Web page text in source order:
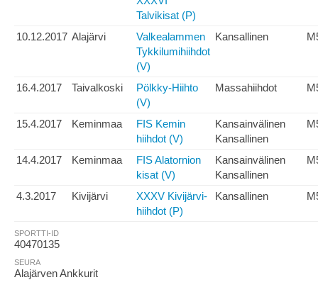
Talvikisat (P)
10.12.2017 Alajärvi
Valkealammen
Tykkilumihiihdot
(V)
Kansallinen
16.4.2017 Taivalkoski
Pölkky-Hiihto
(V)
Massahiihdot
15.4.2017 Keminmaa
FIS Kemin
hiihdot (V)
Kansainvälinen
Kansallinen
14.4.2017 Keminmaa
FIS Alatornion
kisat (V)
Kansainvälinen
Kansallinen
4.3.2017 Kivijärvi
XXXV Kivijärvi-
hiihdot (P)
Kansallinen
SPORTTI-ID
40470135
SEURA
Alajärven Ankkurit